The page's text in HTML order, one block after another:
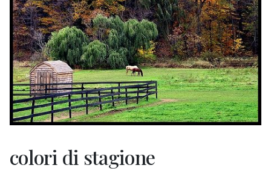
colori di stagione